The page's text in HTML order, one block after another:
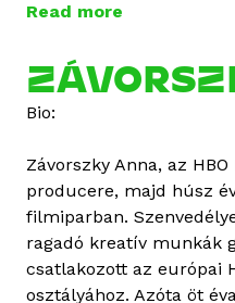
Read more
o
u
s
a
b
a
K
a
Bio:
Závorszky Anna, az
producere, majd húsz
filmiparban.
ragadó kreatív munkák
csatlakozott az európai
osztályához. Azóta öt